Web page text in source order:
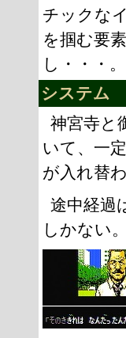
チックな
を掴む要
し・・・。
システム
神宮寺と
いて、一
が入れ替
途中経過
しかない。